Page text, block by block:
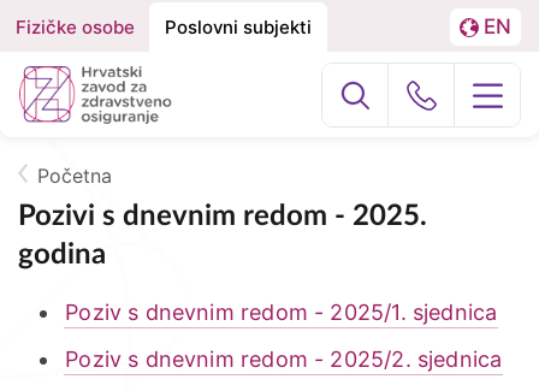
na
Fizičke
osobe
i
Poslovne
subjekte
Fizičke osobe Poslovni subjekti EN
Breadcrumb
Početna
Pozivi s dnevnim redom - 2025.
godina
Poziv s dnevnim redom - 2025/1. sjednica
Poziv s dnevnim redom - 2025/2. sjednica
Izbornik
Poslovni
Zdravstvena zaštita